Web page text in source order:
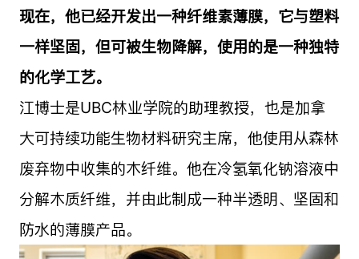
现在，他已经开发出一种纤维素薄膜，它与塑料
一样坚固，但可被生物降解，使用的是一种独特
的化学工艺。
江博士是UBC林业学院的助理教授，也是加拿
大可持续功能生物材料研究主席，他使用从森林
废弃物中收集的木纤维。他在冷氢氧化钠溶液中
分解木质纤维，并由此制成一种半透明、坚固和
防水的薄膜产品。